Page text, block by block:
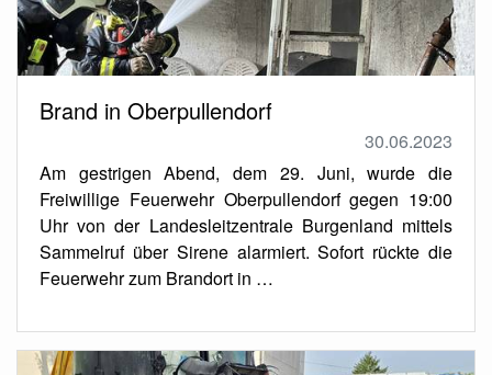
Brand in Oberpullendorf
30.06.2023
Am gestrigen Abend, dem 29. Juni, wurde die
Freiwillige Feuerwehr Oberpullendorf gegen 19:00
Uhr von der Landesleitzentrale Burgenland mittels
Sammelruf über Sirene alarmiert. Sofort rückte die
Feuerwehr zum Brandort in …